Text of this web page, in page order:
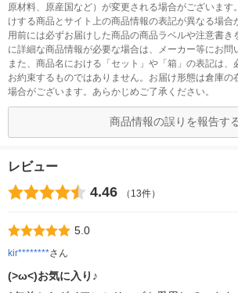
原材料、原産国など）が変更される場合がございます
けする商品とサイト上の商品情報の表記が異なる場合
用前には必ずお届けした商品の商品ラベルや注意書き
に詳細な商品情報が必要な場合は、メーカー等にお問
また、商品名における「セット」や「箱」の表記は、
お約束するものではありません。お届け形態は倉庫の
場合がございます。あらかじめご了承ください。
商品情報の誤りを報告す
レビュー
4.46 （13件）
5.0
kir********さん
(>ω<)お気に入り♪